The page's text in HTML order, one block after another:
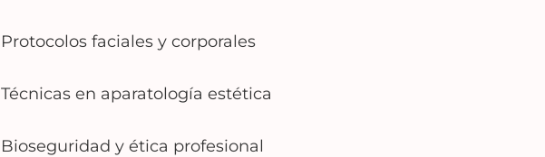
Protocolos faciales y corporales
Técnicas en aparatología estética
Bioseguridad y ética profesional